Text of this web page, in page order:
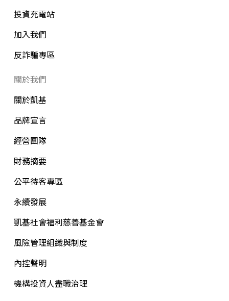
投資充電站
加入我們
反詐騙專區
關於我們
關於凱基
品牌宣言
經營團隊
財務摘要
公平待客專區
永續發展
凱基社會福利慈善基金會
風險管理組織與制度
內控聲明
機構投資人盡職治理